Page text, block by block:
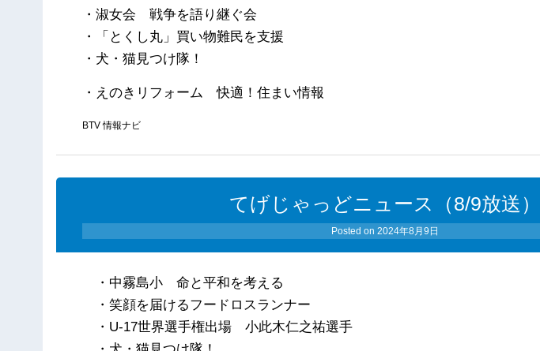
・淑女会 戦争を語り継ぐ会
・「とくし丸」買い物難民を支援
・犬・猫見つけ隊！
・えのきリフォーム 快適！住まい情報
BTV 情報ナビ
てげじゃっどニュース（8/9放送）
Posted on 2024年8月9日
・中霧島小 命と平和を考える
・笑顔を届けるフードロスランナー
・U-17世界選手権出場 小此木仁之祐選手